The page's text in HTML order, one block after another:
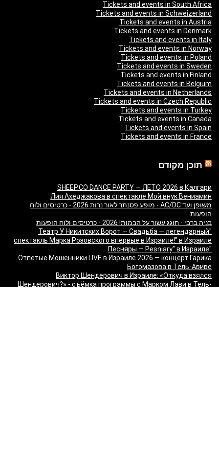
Tickets and events in South Africa
Tickets and events in Schweizerland
Tickets and events in Austria
Tickets and events in Denmark
Tickets and events in Italy
Tickets and events in Norway
Tickets and events in Poland
Tickets and events in Sweden
Tickets and events in Finland
Tickets and events in Belgium
Tickets and events in Netherlands
Tickets and events in Czech Republic
Tickets and events in Turkey
Tickets and events in Canada
Tickets and events in Spain
Tickets and events in France
תוכן מקודם
SHEEP.CO DANCE PARTY — ЛЕТО 2026 в Калгари
Лия Ахеджакова в спектакле Мой внук Вениамин
משופן ועד AC/DC - מופע פסנתר לאור נרות 2026 - כרטיסים ולוח
הופעות
בניה ברבי - חוגג עשור על הבמות! 2026 - כרטיסים ולוח הופעות
"Театр У Никитских Ворот — Свадьба — легендарный
спектакль Марка Розовского впервые в Израиле!" в Израиле
"Песняры — Pesniary" в Израиле
Отпетые Мошенники LIVE в Израиле 2026 — концерт Гарика
Богомазова в Тель-Авиве
Виктор Шендерович в Израиле: «Откуда взялся
Шендерович?» - съёмка программы с Марком Лави в Тель-